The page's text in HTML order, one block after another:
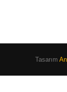
Tasarım